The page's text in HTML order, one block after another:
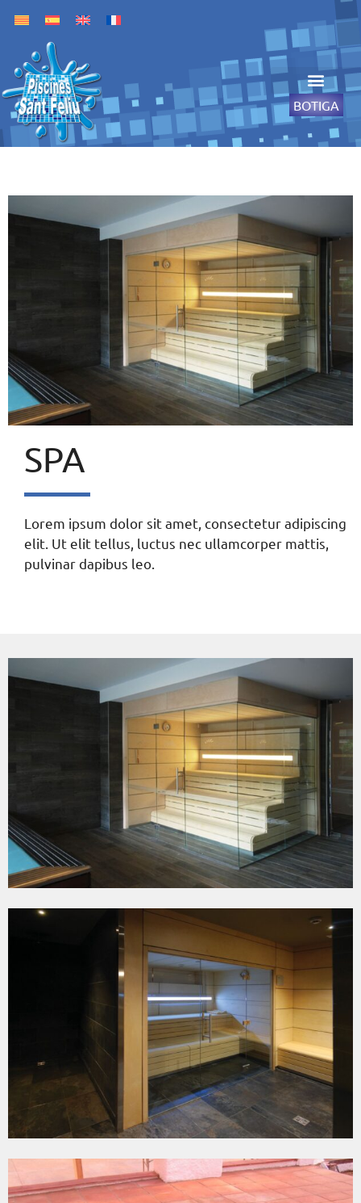
BOTIGA
SPA
Lorem ipsum dolor sit amet, consectetur adipiscing
elit. Ut elit tellus, luctus nec ullamcorper mattis,
pulvinar dapibus leo.